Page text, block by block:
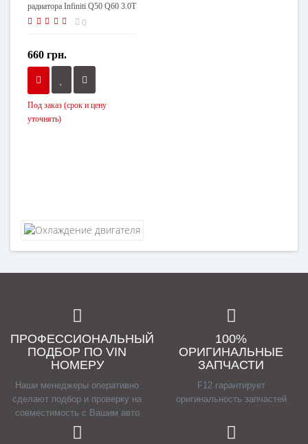
радиатора Infiniti Q50 Q60 3.0T
4WD VR30DDTT 213045CB1A
0
660 грн.
Под заказ (срок и цену
уточнять)
ПРОФЕССИОНАЛЬНЫЙ
ПОДБОР ПО VIN
НОМЕРУ
Наши менеджеры оперативно
сделают подбор и проверку на
совместимость с Вашим авто
100%
ОРИГИНАЛЬНЫЕ
ЗАПЧАСТИ
F12 гарантирует
оригинальность запчастей